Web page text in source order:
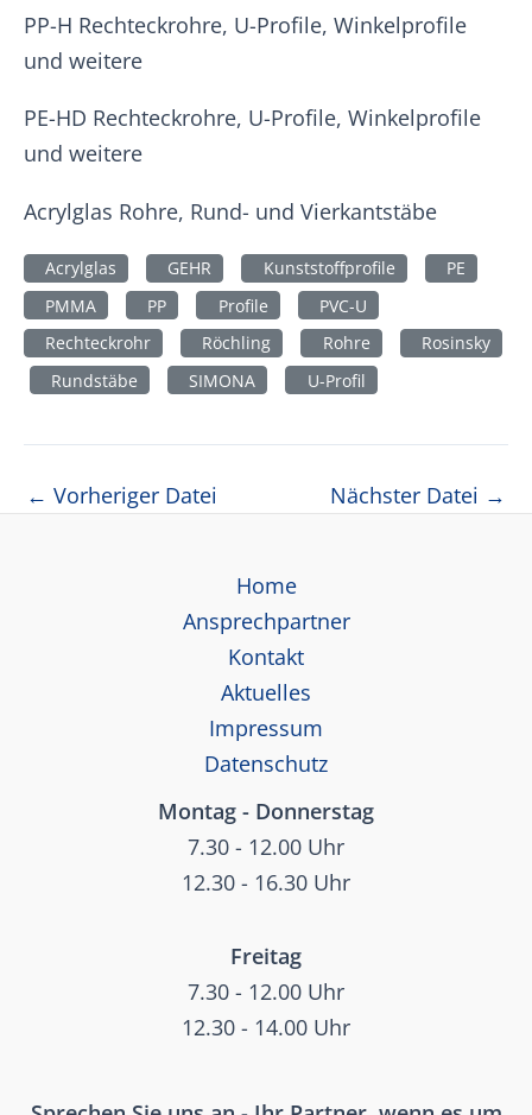
PP-H Rechteckrohre, U-Profile, Winkelprofile
und weitere
PE-HD Rechteckrohre, U-Profile, Winkelprofile
und weitere
Acrylglas Rohre, Rund- und Vierkantstäbe
Acrylglas GEHR Kunststoffprofile
PE
PMMA
PP Profile
PVC-U
Rechteckrohr
Röchling Rohre
Rosinsky
Rundstäbe
SIMONA U-Profil
Beitragsnavigation
← Vorheriger Datei Nächster Datei →
Home
Ansprechpartner
Kontakt
Aktuelles
Impressum
Datenschutz
Montag - Donnerstag
7.30 - 12.00 Uhr
12.30 - 16.30 Uhr
Freitag
7.30 - 12.00 Uhr
12.30 - 14.00 Uhr